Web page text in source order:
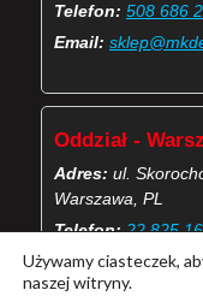
Telefon: 508 686
Email:
Oddział -
Adres: ul.
Warszawa, PL
Telefon: 22 825
Email:
Używamy ciasteczek,
naszej witryny.